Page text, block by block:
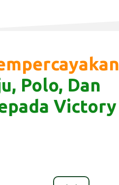
Polo, Dan
Victory